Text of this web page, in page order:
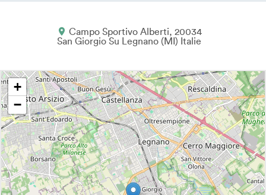
Campo Sportivo Alberti 20034
San Giorgio Su Legnano MI Italie
+
−